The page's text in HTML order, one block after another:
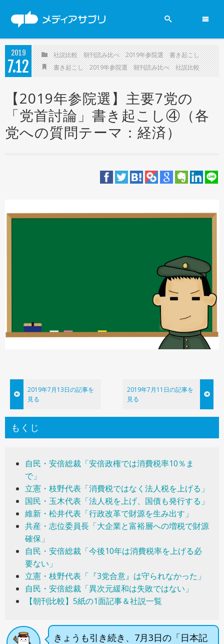
2019参院選
ニュース
新聞
2019
712
社説比較 朝刊読み比べ 2019年参院選
書き起こし
書き起こし
2019年参院選 朝刊読み比べ 社説比較
【2019年参院選】主要7党の
「党首討論」書き起こし④（各
党への質問テーマ：経済）
2019年7月13日の記事を
見る
2019年7月11日の記事を
見る
もくじ
自民・安倍総裁「安倍政権では消費税率10％ま
で」
立憲・枝野代表「消費税ではなく法人税を上げる」
国民・玉木代表「法人税を上げ、国債も発行する」
維新・松井代表「行政改革で財源を生み出す」
共産・志位委員長「大企業と富裕層への増税で財源
確保」
自民・安倍総裁「今後10年は消費税率を上げる必
要ない」
立憲・枝野代表「『3党合意』は守られなかった」
自民・安倍総裁「異次元緩和は失敗ではない」
【朝刊比較】5紙の1面記事＆社説一覧
きょうも引き続き、7月3日の「日本記